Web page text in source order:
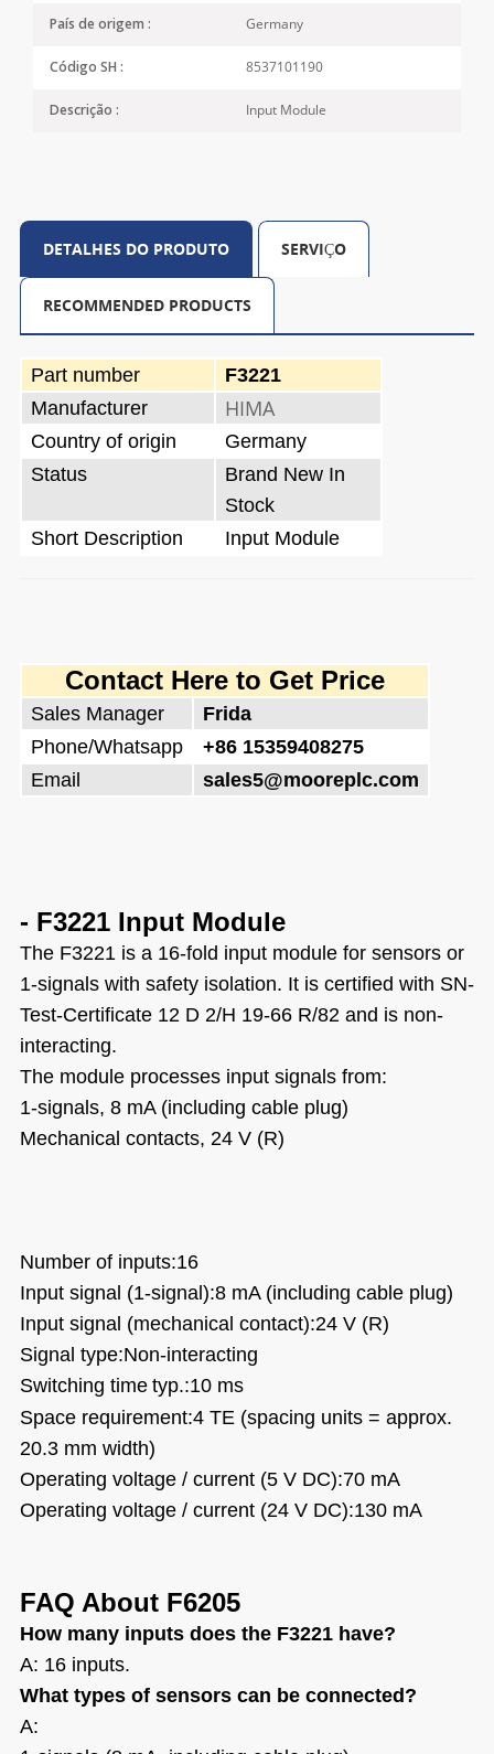
País de origem : Germany
Código SH : 8537101190
Descrição : Input Module
DETALHES DO PRODUTO SERVIÇO
RECOMMENDED PRODUCTS
Part number
F3221
Manufacturer
HIMA
Country of origin
Germany
Status
Brand New In
Stock
Short Description
Input Module
Contact Here to Get Price
Sales Manager
Frida
Phone/Whatsapp
+86 15359408275
Email
sales5@mooreplc.com
- F3221 Input Module
The F3221 is a 16-fold input module for sensors or
1-signals with safety isolation. It is certified with SN-
Test-Certificate 12 D 2/H 19-66 R/82 and is non-
interacting.
The module processes input signals from:
1-signals, 8 mA (including cable plug)
Mechanical contacts, 24 V (R)
Number of inputs:16
Input signal (1-signal):8 mA (including cable plug)
Input signal (mechanical contact):24 V (R)
Signal type:Non-interacting
Switching time typ.:10 ms
Space requirement:4 TE (spacing units = approx.
20.3 mm width)
Operating voltage / current (5 V DC):70 mA
Operating voltage / current (24 V DC):130 mA
FAQ About F6205
How many inputs does the F3221 have?
A: 16 inputs.
What types of sensors can be connected?
A: